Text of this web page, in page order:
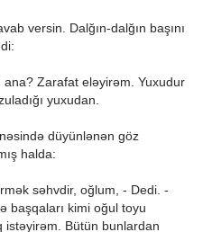
versin. Dalğın-dalğın başını
Zarafat eləyirəm. Yuxudur
yuxudan.
düyünlənən göz
halda:
səhvdir, oğlum, - Dedi. -
başqaları kimi oğul toyu
Bütün bunlardan